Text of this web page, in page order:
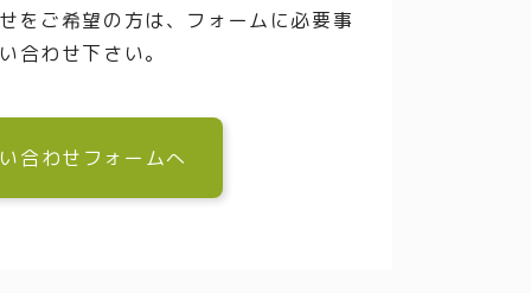
をご希望の方は、フォームに必要事
合わせ下さい。
合わせフォームへ